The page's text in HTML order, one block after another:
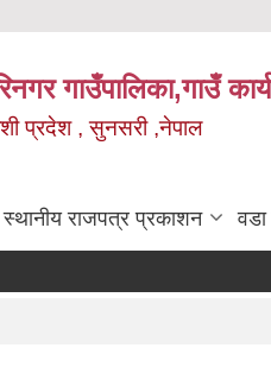
गाउँपालिका,गाउँ
प्रदेश , सुनसरी ,नेपाल
स्थानीय राजपत्र प्रकाशन